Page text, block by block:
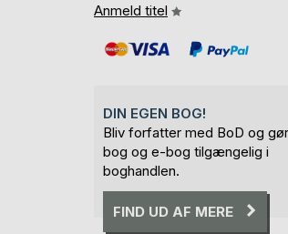
Anmeld titel
DIN EGEN BOG!
Bliv forfatter med BoD og
bog og e-bog tilgængelig i
boghandlen.
FIND UD AF MERE